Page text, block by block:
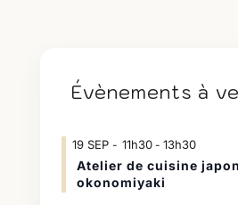
Évènements à
19 SEP 11h30- 13h30
Atelier de cuisine
okonomiyaki